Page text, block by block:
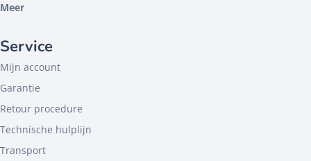
Meer
Service
Mijn account
Garantie
Retour procedure
Technische hulplijn
Transport